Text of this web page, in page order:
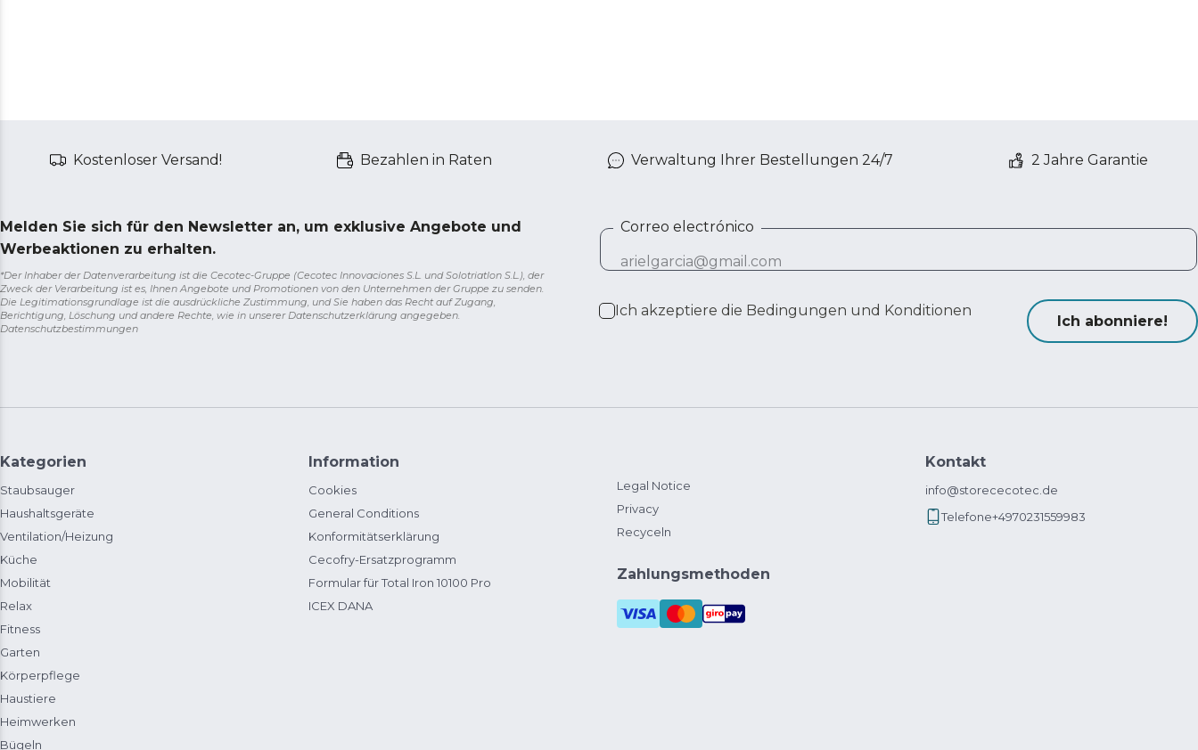
Kostenloser Versand! Bezahlen in Raten Verwaltung Ihrer Bestellungen 24/7 2 Jahre Garantie
Melden Sie sich für den Newsletter an, um exklusive Angebote und
Werbeaktionen zu erhalten.
*Der Inhaber der Datenverarbeitung ist die Cecotec-Gruppe (Cecotec Innovaciones S.L. und Solotriatlon S.L.), der
Zweck der Verarbeitung ist es, Ihnen Angebote und Promotionen von den Unternehmen der Gruppe zu senden.
Die Legitimationsgrundlage ist die ausdrückliche Zustimmung, und Sie haben das Recht auf Zugang,
Berichtigung, Löschung und andere Rechte, wie in unserer Datenschutzerklärung angegeben.
Datenschutzbestimmungen
Correo electrónico
Ich akzeptiere die Bedingungen und Konditionen
Ich abonniere!
Kategorien
Staubsauger
Haushaltsgeräte
Ventilation/Heizung
Küche
Mobilität
Relax
Fitness
Garten
Körperpflege
Haustiere
Heimwerken
Bügeln
Information
Cookies
General Conditions
Konformitätserklärung
Cecofry-Ersatzprogramm
Formular für Total Iron 10100 Pro
ICEX DANA
Legal Notice
Privacy
Recyceln
Zahlungsmethoden
Kontakt
info@storececotec.de
Telefone+4970231559983